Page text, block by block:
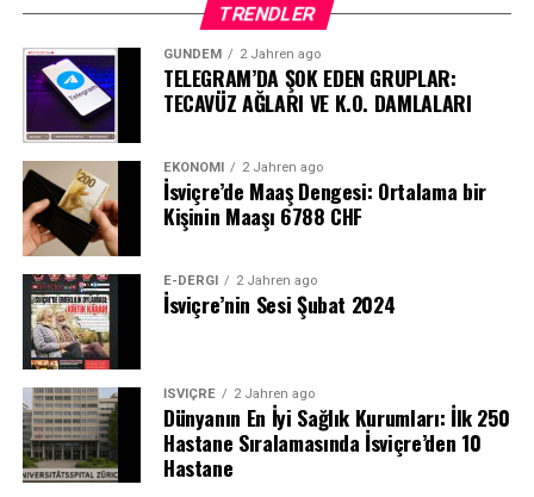
TRENDLER
GÜNDEM 2 Jahren ago
TELEGRAM’DA ŞOK EDEN GRUPLAR:
TECAVÜZ AĞLARI VE K.O. DAMLALARI
EKONOMI 2 Jahren ago
İsviçre’de Maaş Dengesi: Ortalama bir
Kişinin Maaşı 6788 CHF
E-DERGI 2 Jahren ago
İsviçre’nin Sesi Şubat 2024
İSVIÇRE 2 Jahren ago
Dünyanın En İyi Sağlık Kurumları: İlk 250
Hastane Sıralamasında İsviçre’den 10
Hastane